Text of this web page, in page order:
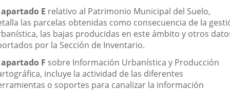
apartado E relativo al Patrimonio Municipal del Suelo,
las parcelas obtenidas como consecuencia de la
las bajas producidas en este ámbito y otros
por la Sección de Inventario.
apartado F sobre Información Urbanística y Producción
incluye la actividad de las diferentes
o soportes para canalizar la información